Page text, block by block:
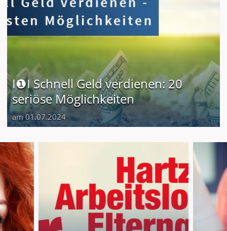
I❶I Schnell Geld verdienen: 20
seriöse Möglichkeiten
am 01.07.2024